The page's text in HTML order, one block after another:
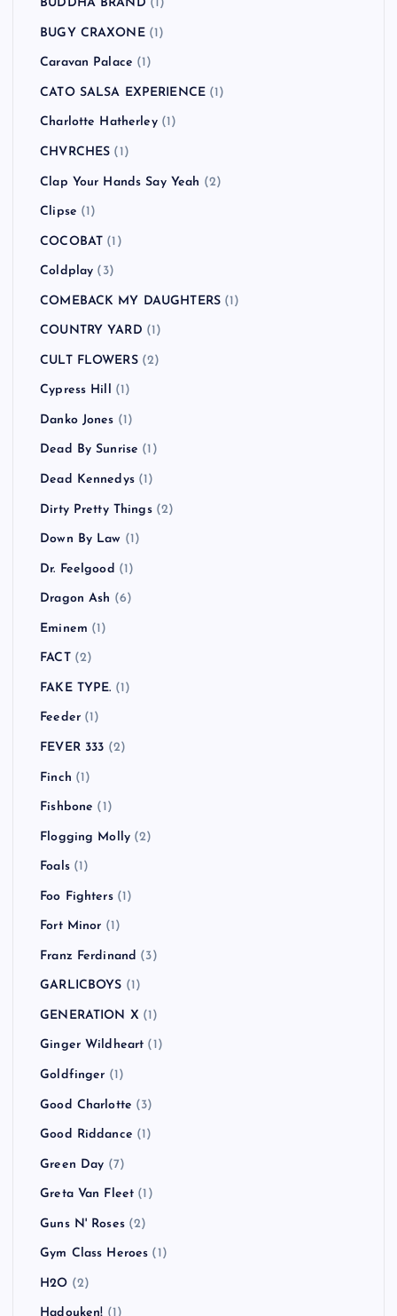
BUDDHA BRAND (1)
BUGY CRAXONE(1)
Caravan Palace (1)
CATO SALSA EXPERIENCE (1)
Charlotte Hatherley(1)
CHVRCHES (1)
Clap Your Hands Say Yeah (2)
Clipse (1)
COCOBAT (1)
Coldplay (3)
COMEBACK MY DAUGHTERS (1)
COUNTRY YARD (1)
CULT FLOWERS(2)
Cypress Hill (1)
Danko Jones (1)
Dead By Sunrise (1)
Dead Kennedys(1)
Dirty Pretty Things(2)
Down By Law (1)
Dr. Feelgood (1)
Dragon Ash (6)
Eminem (1)
FACT(2)
FAKE TYPE. (1)
Feeder(1)
FEVER 333 (2)
Finch (1)
Fishbone (1)
Flogging Molly (2)
Foals(1)
Foo Fighters(1)
Fort Minor (1)
Franz Ferdinand (3)
GARLICBOYS (1)
GENERATION X (1)
Ginger Wildheart (1)
Goldfinger (1)
Good Charlotte (3)
Good Riddance (1)
Green Day (7)
Greta Van Fleet (1)
Guns N' Roses(2)
Gym Class Heroes (1)
H2O (2)
Hadouken! (1)